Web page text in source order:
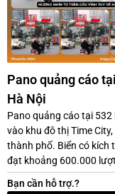
Pano quảng cáo
Hà Nội
Pano quảng cáo tại
vào khu đô thị Time
thành phố. Biển có kích
đạt khoảng 600.000
Bạn cần hỗ trợ.?